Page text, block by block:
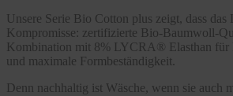
Unsere Serie Bio Cotton plus zeigt, dass
Kompromisse: zertifizierte Bio-Baumwoll-
Kombination mit 8% LYCRA® Elasthan für
und maximale Formbeständigkeit.
Denn nachhaltig ist Wäsche, wenn sie auch